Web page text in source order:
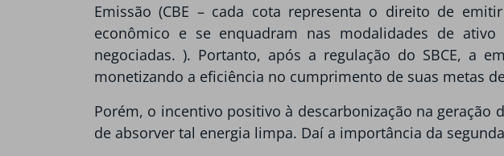
Emissão (CBE – cada cota representa o direito de
econômico e se enquadram nas modalidades de
negociadas. ). Portanto, após a regulação do SBCE, a
monetizando a eficiência no cumprimento de suas metas
Porém, o incentivo positivo à descarbonização na
de absorver tal energia limpa. Daí a importância da